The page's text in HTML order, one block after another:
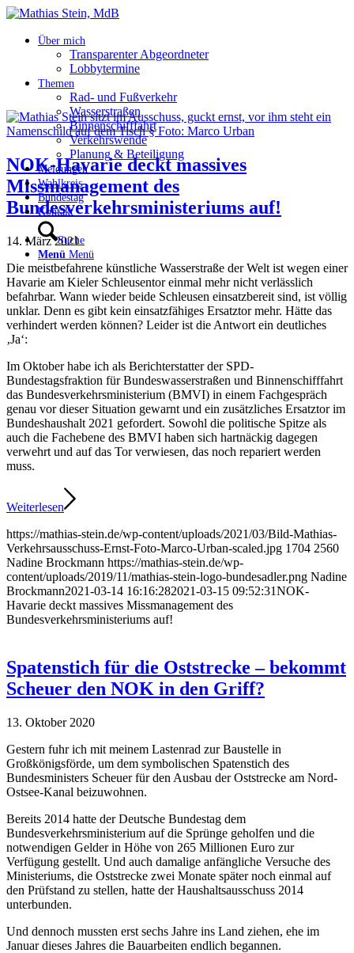
Über mich
Transparenter Abgeordneter
Lobbytermine
Themen
Rad- und Fußverkehr
Wasserstraßen
Binnenschifffahrt
Verkehrswende
Planung & Beteiligung
Meldungen
Wahlkreis
Bundestag
Kontakt
Suche
Menü Menü
NOK-Havarie deckt massives
Missmanagement des
Bundesverkehrsministeriums auf!
14. März 2021
Die meistbefahrene künstliche Wasserstraße der Welt ist wegen einer
Havarie am Kieler Schleusentor einmal mehr nicht verlässlich
befahrbar. Wann wieder beide Schleusen einsatzbereit sind, ist völlig
unklar. Denn es gibt kein einsatzfähiges Ersatztor mehr. Hätte das
verhindert werden können? Leider ist die Antwort ein deutliches
‚Ja‘:
Im Oktober habe ich als Berichterstatter der SPD-
Bundestagsfraktion für Bundeswasserstraßen und Binnenschifffahrt
das Bundesverkehrsministerium (BMVI) in einem Fachgespräch
genau vor dieser Situation gewarnt und ein zusätzliches Ersatztor im
Bundeshaushalt 2021 gefordert. Sowohl die politische Spitze als
auch die Fachebene des BMVI haben sich hartnäckig dagegen
verwehrt und auf das Tor verwiesen, das noch repariert werden
muss.
Weiterlesen
https://mathias-stein.de/wp-content/uploads/2021/03/Bild-Mathias-
Verkehrsausschuss-Ernst-Foto-Marco-Urban-scaled.jpg 1704 2560
Nadine Brockmann https://mathias-stein.de/wp-
content/uploads/2019/11/mathias-stein-logo-bundesadler.png Nadine
Brockmann2021-03-14 16:16:282021-03-15 09:52:31NOK-
Havarie deckt massives Missmanagement des
Bundesverkehrsministeriums auf!
Spatenstich für die Oststrecke – bekommt
Scheuer den NOK in den Griff?
13. Oktober 2020
Gestern fuhr ich mit meinem Lastenrad zur Baustelle in
Großkönigsförde, um dem symbolischen Spatenstich des
Bundesministers Scheuer für den Ausbau der Oststrecke am Nord-
Ostsee-Kanal beizuwohnen.
Bereits 2014 hatte der Deutsche Bundestag dem
Bundesverkehrsministerium auf die Sprünge geholfen und die
notwendigen Gelder in Höhe von 265 Millionen Euro zur
Verfügung gestellt. Und auch damalige anfängliche Versuche des
Ministeriums, die Oststrecke zwei Monate später noch einmal auf
den Prüfstand zu stellen, hatte der Haushaltsausschuss 2014
unterbunden.
Und dennoch mussten erst sechs Jahre ins Land ziehen, ehe im
Januar dieses Jahres die Bauarbeiten endlich begannen.